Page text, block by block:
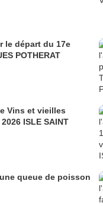
le départ du 17e
POTHERAT
queue de poisson